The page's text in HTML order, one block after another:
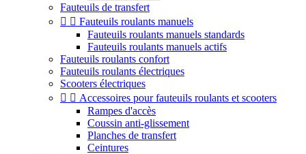
Fauteuils de transfert
  Fauteuils roulants manuels
Fauteuils roulants manuels standards
Fauteuils roulants manuels actifs
Fauteuils roulants confort
Fauteuils roulants électriques
Scooters électriques
  Accessoires pour fauteuils roulants et scooters
Rampes d'accès
Coussin anti-glissement
Planches de transfert
Ceintures